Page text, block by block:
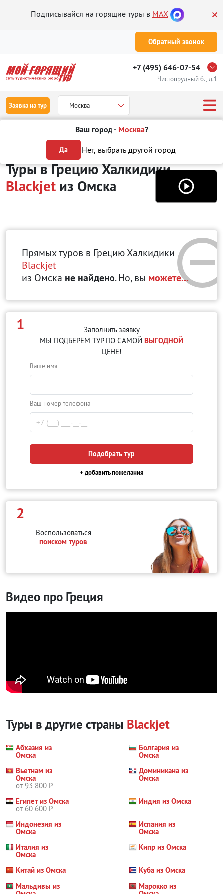
Подписывайся на горящие туры в MAX
Обратный звонок
+7 (495) 646-07-54
Чистопрудный б., д.1
Заявка на тур Москва
Ваш город - Москва?
Да Нет, выбрать другой город
Отдых в Греции Халкидики
Туры в Грецию Халкидики
Blackjet из Омска
Прямых туров в Грецию Халкидики
Blackjet
из Омска не найдено. Но, вы можете...
1
Заполнить заявку
МЫ ПОДБЕРЁМ ТУР ПО САМОЙ ВЫГОДНОЙ
ЦЕНЕ!
Ваше имя
Ваш номер телефона
Подобрать тур
+ добавить пожелания
2
Воспользоваться
поиском туров
Видео про Греция
Туры в другие страны Blackjet
Абхазия из
Омска
Болгария из
Омска
Вьетнам из
Омска
от 93 800 Р
Доминикана из
Омска
Египет из Омска
от 60 600 Р
Индия из Омска
Индонезия из
Омска
Испания из
Омска
Италия из
Омска
Кипр из Омска
Китай из Омска
Куба из Омска
Мальдивы из
Марокко из